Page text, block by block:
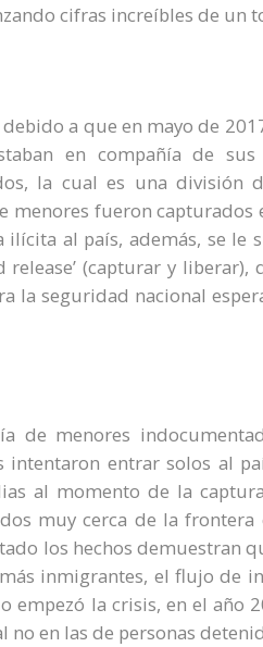
cifras increíbles de un
a que en mayo de
en compañía de
la cual es una división
menores fueron
al país, además, se le
release’ (capturar y
la seguridad nacional
de menores
intentaron entrar solos al
al momento de la
muy cerca de la frontera
los hechos demuestran
inmigrantes, el flujo de
empezó la crisis, en el año
en las de personas